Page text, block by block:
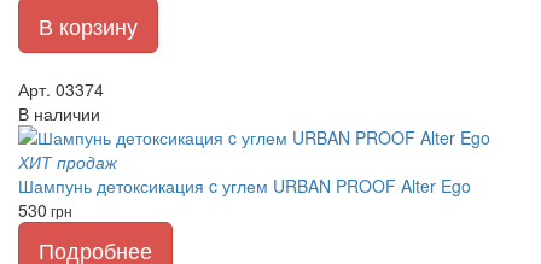
В корзину
Арт. 03374
В наличии
ХИТ продаж
Шампунь детоксикация c углем URBAN PROOF Alter Ego
530 грн
Подробнее